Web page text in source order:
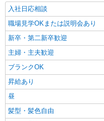
入社日応相談
職場見学OKまたは説明会あり
新卒・第二新卒歓迎
主婦・主夫歓迎
ブランクOK
昇給あり
昼
髪型・髪色自由